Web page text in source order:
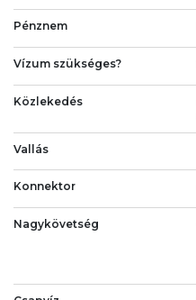
Pénznem
Vízum szükséges?
Közlekedés
Vallás
Konnektor
Nagykövetség